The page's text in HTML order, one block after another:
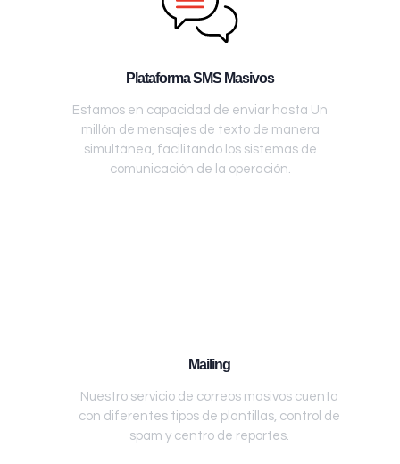
Plataforma SMS Masivos
Estamos en capacidad de enviar hasta Un
millón de mensajes de texto de manera
simultánea, facilitando los sistemas de
comunicación de la operación.
Mailing
Nuestro servicio de correos masivos cuenta
con diferentes tipos de plantillas, control de
spam y centro de reportes.